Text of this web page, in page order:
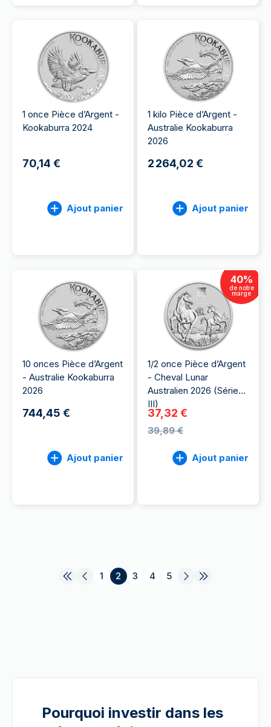
1 once Pièce d’Argent -
Kookaburra 2024
70,14 €
Ajout panier
1 kilo Pièce d’Argent -
Australie Kookaburra
2026
2 264,02 €
Ajout panier
10 onces Pièce d’Argent
- Australie Kookaburra
2026
744,45 €
Ajout panier
40%
de notre
marge
1/2 once Pièce d’Argent
- Cheval Lunar
Australien 2026 (Série
III)
37,32 €
39,89 €
Ajout panier
1 2 3 4 5
Pourquoi investir dans les